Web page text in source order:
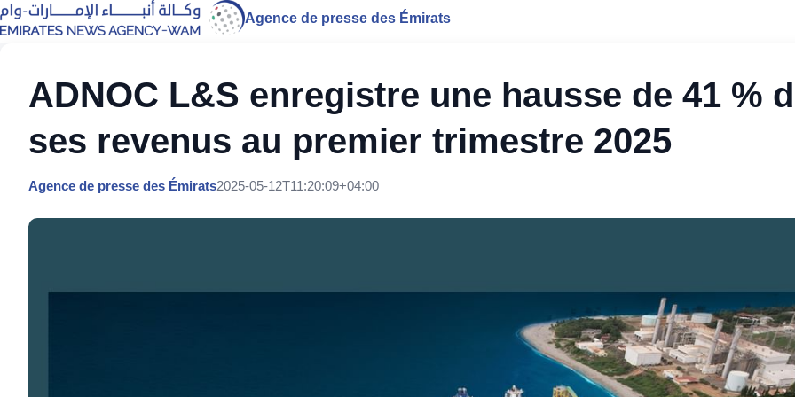
Agence de presse des Émirats
ADNOC L&S enregistre une hausse de 41 %
ses revenus au premier trimestre 2025
Agence de presse des Émirats2025-05-12T11:20:09+04:00